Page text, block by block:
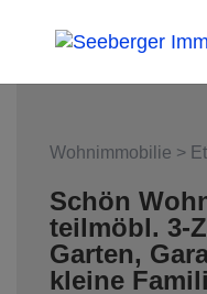
Wohnimmobilie >
Schön
teilmöbl. 3-
Garten,
kleine